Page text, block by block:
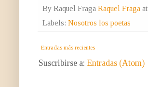
By Raquel Fraga Raquel Fraga at
Labels: Nosotros los poetas
Entradas más recientes
Suscribirse a: Entradas (Atom)